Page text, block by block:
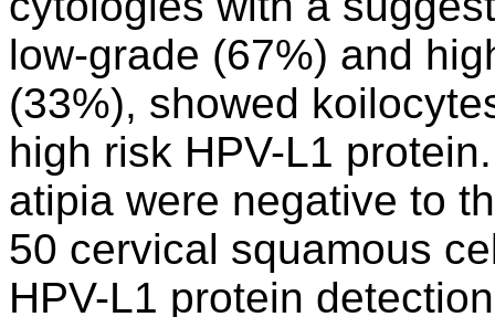
low-grade (67%) and
(33%), showed
high risk HPV-L1
atipia were negative to
50 cervical squamous
HPV-L1 protein